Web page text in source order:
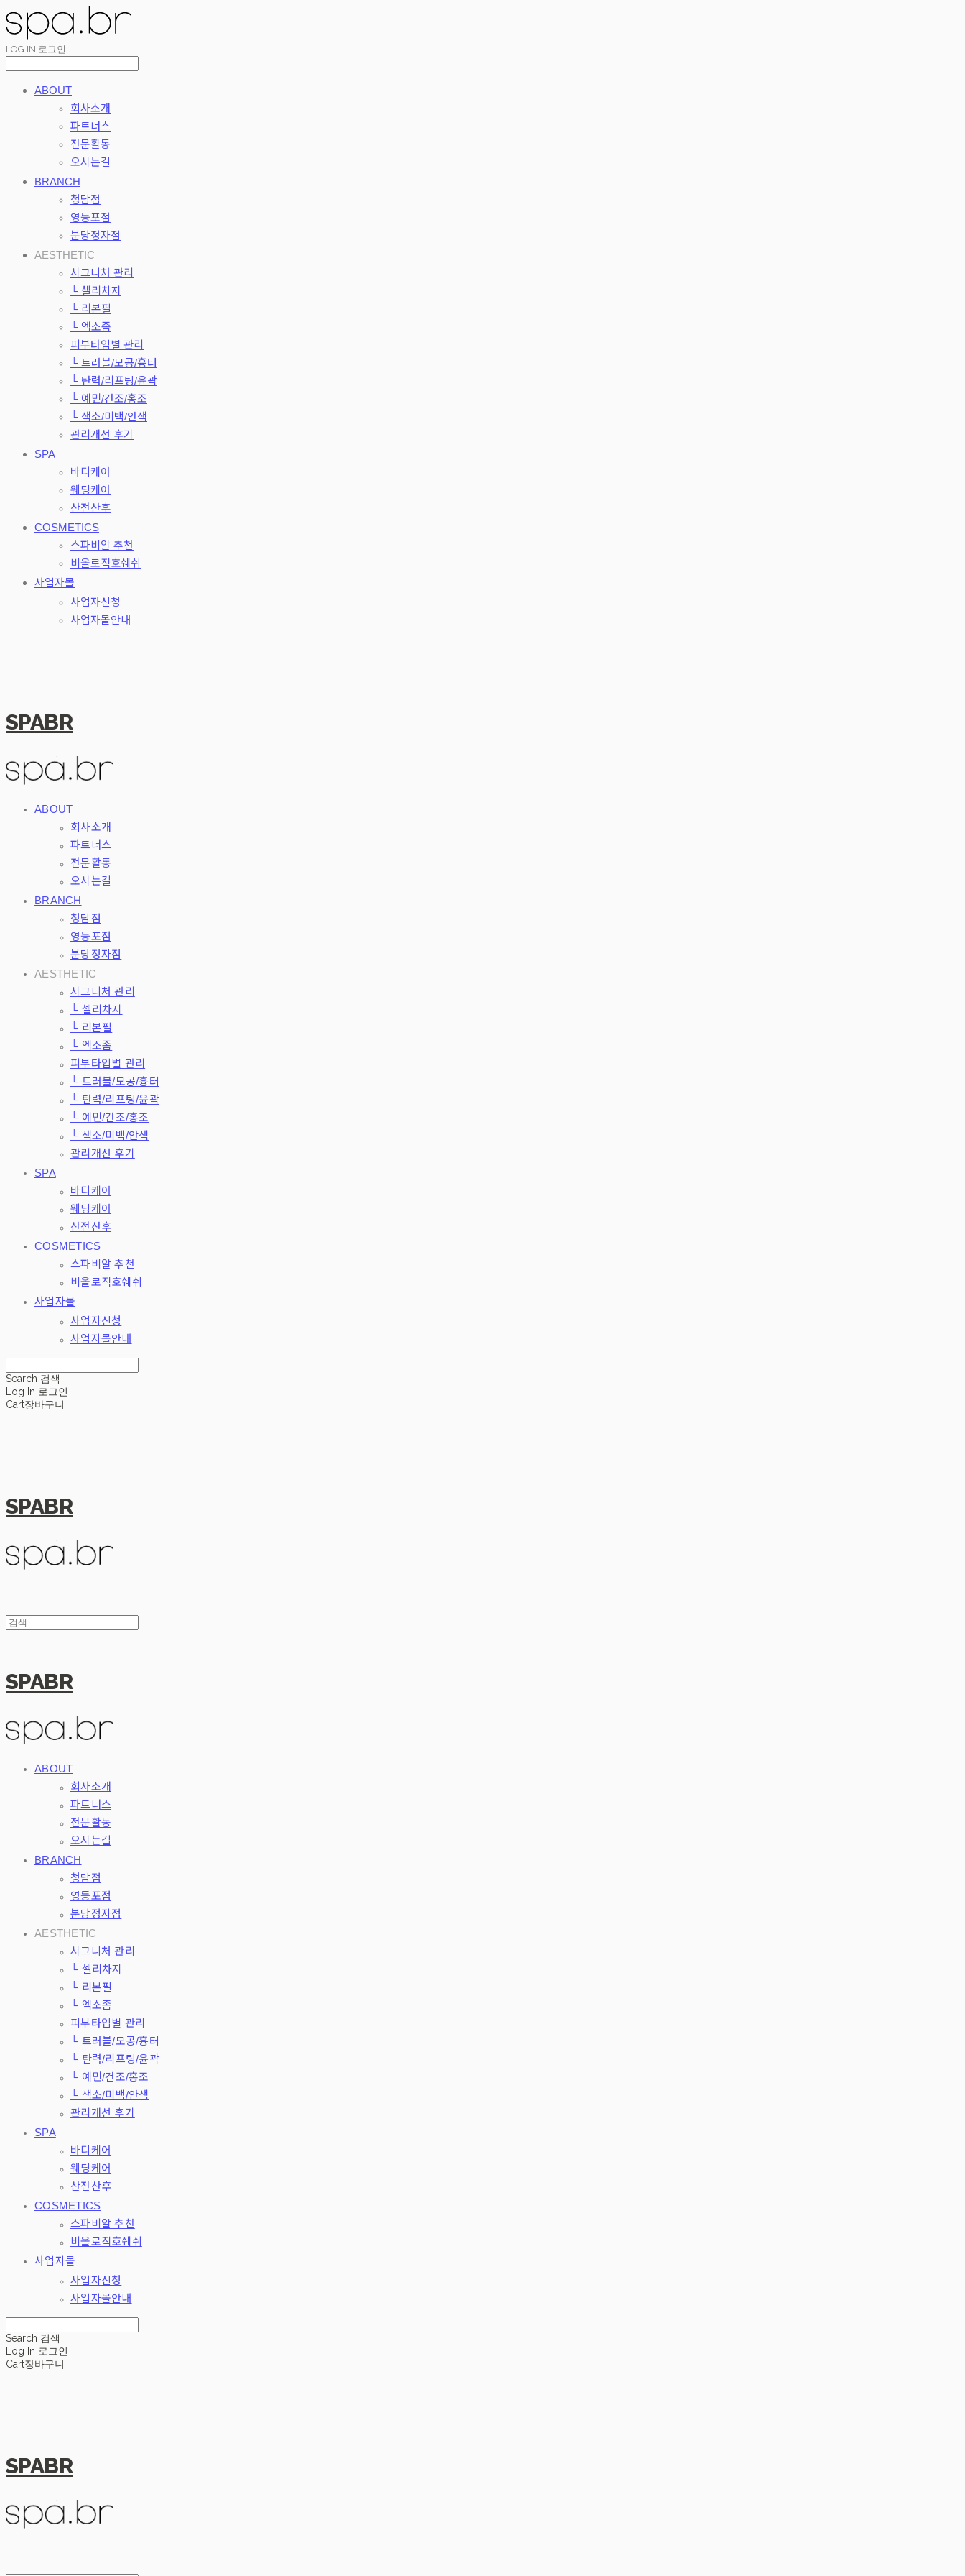
LOG IN 로그인
ABOUT
회사소개
파트너스
전문활동
오시는길
BRANCH
청담점
영등포점
분당정자점
AESTHETIC
시그니처 관리
└ 셀리차지
└ 리본필
└ 엑소좀
피부타입별 관리
└ 트러블/모공/흉터
└ 탄력/리프팅/윤곽
└ 예민/건조/홍조
└ 색소/미백/안색
관리개선 후기
SPA
바디케어
웨딩케어
산전산후
COSMETICS
스파비알 추천
비올로직호쉐쉬
사업자몰
사업자신청
사업자몰안내
SPABR
ABOUT
회사소개
파트너스
전문활동
오시는길
BRANCH
청담점
영등포점
분당정자점
AESTHETIC
시그니처 관리
└ 셀리차지
└ 리본필
└ 엑소좀
피부타입별 관리
└ 트러블/모공/흉터
└ 탄력/리프팅/윤곽
└ 예민/건조/홍조
└ 색소/미백/안색
관리개선 후기
SPA
바디케어
웨딩케어
산전산후
COSMETICS
스파비알 추천
비올로직호쉐쉬
사업자몰
사업자신청
사업자몰안내
Search 검색
Log In 로그인
Cart장바구니
SPABR
SPABR
ABOUT
회사소개
파트너스
전문활동
오시는길
BRANCH
청담점
영등포점
분당정자점
AESTHETIC
시그니처 관리
└ 셀리차지
└ 리본필
└ 엑소좀
피부타입별 관리
└ 트러블/모공/흉터
└ 탄력/리프팅/윤곽
└ 예민/건조/홍조
└ 색소/미백/안색
관리개선 후기
SPA
바디케어
웨딩케어
산전산후
COSMETICS
스파비알 추천
비올로직호쉐쉬
사업자몰
사업자신청
사업자몰안내
Search 검색
Log In 로그인
Cart장바구니
SPABR